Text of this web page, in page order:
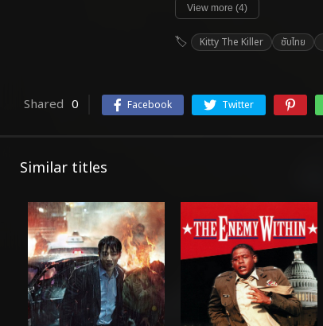
View more (4)
Kitty The Killer ซับไทย
Shared 0 Facebook Twitter
Similar titles